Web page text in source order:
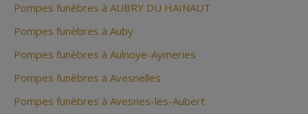
Pompes funèbres à AUBRY DU HAINAUT
Pompes funèbres à Auby
Pompes funèbres à Aulnoye-Aymeries
Pompes funèbres à Avesnelles
Pompes funèbres à Avesnes-les-Aubert